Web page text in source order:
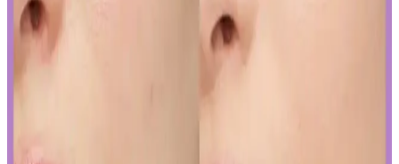
Yapay Zeka ile Kozmetik Sektöründe Yenilikler ve
Sunduğu Faydalar
deneyimine kadar birçok alanda devrim yaratıyor. Sürdürülebilirlik